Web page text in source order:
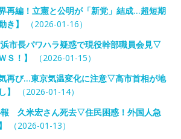
再編！立憲と公明が「新党」結成…超短期
き】
（2026-01-16）
市長パワハラ疑惑で現役幹部職員会見▽
Ｓ！】
（2026-01-15）
再び…東京気温変化に注意▽高市首相が地
】
（2026-01-14）
報 久米宏さん死去▽住民困惑！外国人急
（2026-01-13）